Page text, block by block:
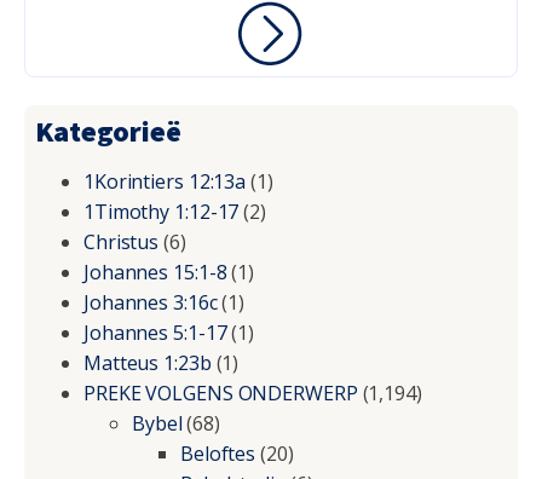
Kategorieë
1Korintiers 12:13a (1)
1Timothy 1:12-17(2)
Christus (6)
Johannes 15:1-8(1)
Johannes 3:16c(1)
Johannes 5:1-17(1)
Matteus 1:23b (1)
PREKE VOLGENS ONDERWERP (1,194)
Bybel(68)
Beloftes (20)